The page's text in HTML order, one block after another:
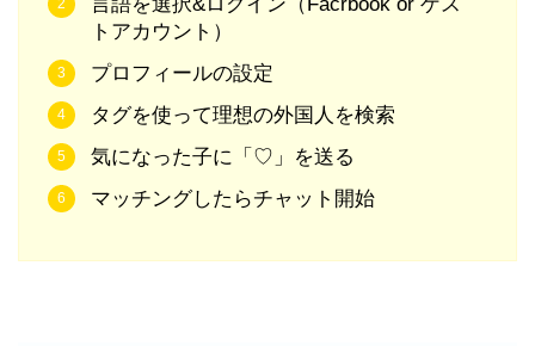
トアカウント）
プロフィールの設定
タグを使って理想の外国人を検索
気になった子に「♡」を送る
マッチングしたらチャット開始